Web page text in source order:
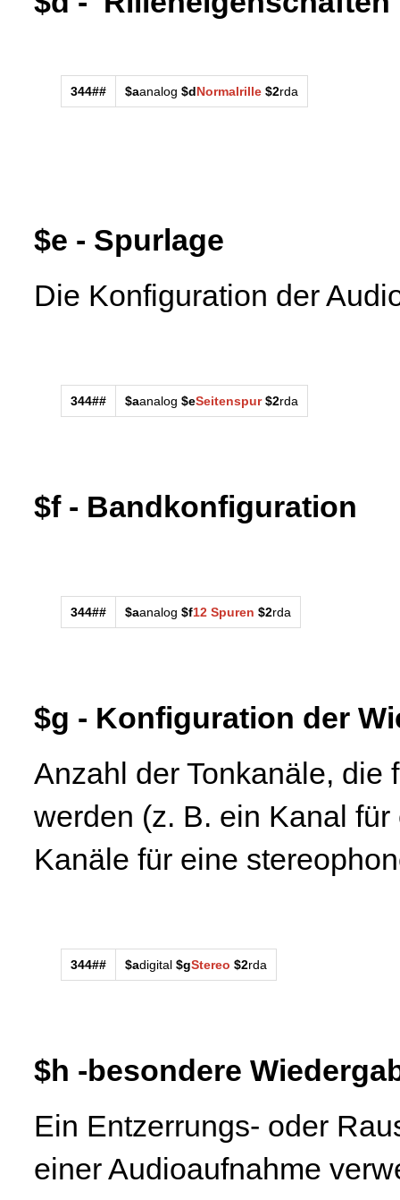
344## $aanalog $dNormalrille $2rda
$e - Spurlage
Die Konfiguration der
344## $aanalog $eSeitenspur$2rda
$f - Bandkonfiguration
344## $aanalog $f12 Spuren $2rda
$g - Konfiguration der
Anzahl der Tonkanäle, die
werden (z. B. ein Kanal
Kanäle für eine
344## $adigital $gStereo $2rda
$h -besondere
Ein Entzerrungs- oder
einer Audioaufnahme